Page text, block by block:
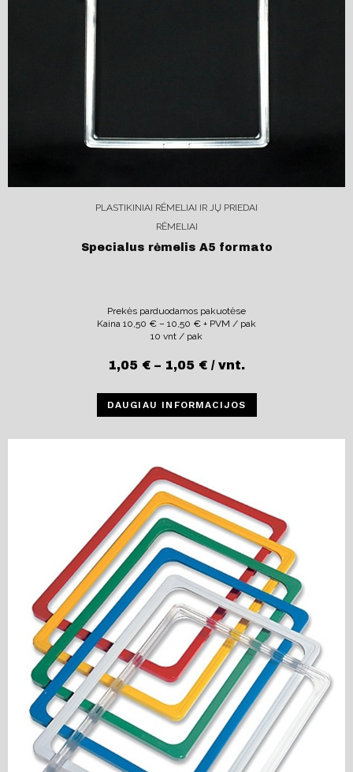
PLASTIKINIAI RĖMELIAI IR JŲ PRIEDAI
RĖMELIAI
Specialus rėmelis A5 formato
Prekės parduodamos pakuotėse
Kaina 10,50 € – 10,50 € + PVM / pak
10 vnt / pak
1,05 € – 1,05 € / vnt.
DAUGIAU INFORMACIJOS